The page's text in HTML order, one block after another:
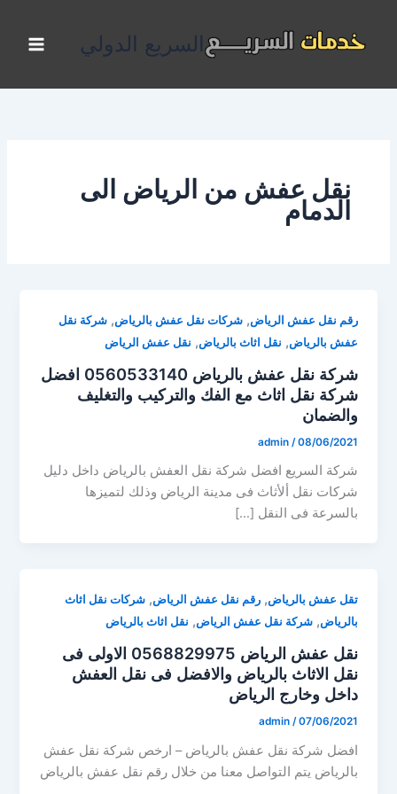
المحتوى
السريع الدولي
نقل عفش من الرياض الى
الدمام
رقم نقل عفش الرياض,شركات نقل عفش بالرياض,شركة نقل
عفش بالرياض, نقل اثاث بالرياض, نقل عفش الرياض
شركة نقل عفش بالرياض 0560533140 افضل
شركة نقل اثاث مع الفك والتركيب والتغليف
والضمان
admin /08/06/2021
شركة السريع افضل شركة نقل العفش بالرياض داخل دليل
شركات نقل ألأثاث فى مدينة الرياض وذلك لتميزها
بالسرعة فى النقل […]
تقل عفش بالرياض,رقم نقل عفش الرياض,شركات نقل اثاث
بالرياض,شركة نقل عفش الرياض, نقل اثاث بالرياض
نقل عفش الرياض 0568829975 الاولى فى
نقل الاثاث بالرياض والافضل فى نقل العفش
داخل وخارج الرياض
admin /07/06/2021
افضل شركة نقل عفش بالرياض – ارخص شركة نقل عفش
بالرياض يتم التواصل معنا من خلال رقم نقل عفش بالرياض